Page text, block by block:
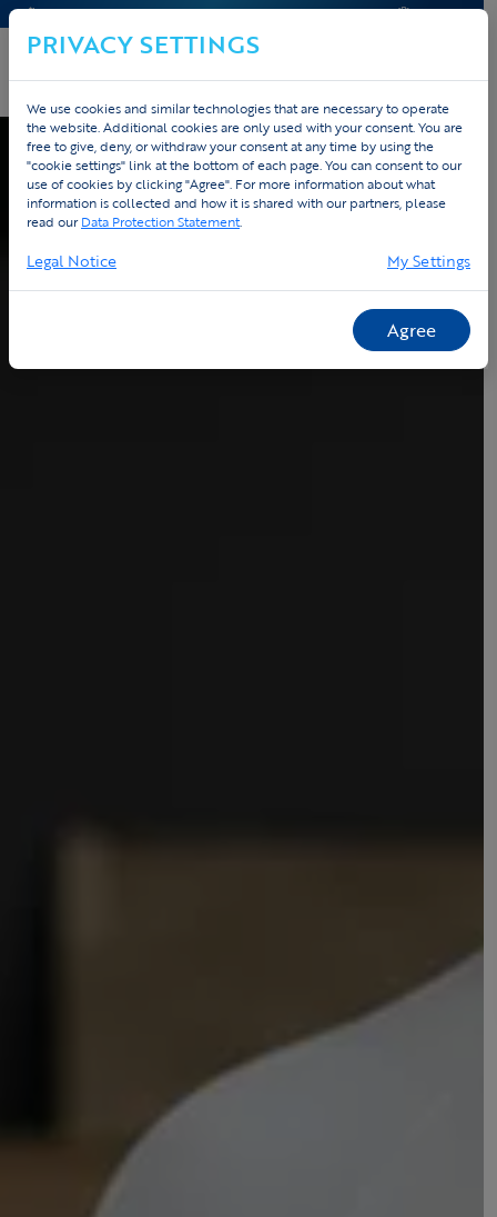
KONTAKT & HILFE ANGEBOT
PRIVACY SETTINGS
We use cookies and similar technologies that are necessary to operate
the website. Additional cookies are only used with your consent. You are
free to give, deny, or withdraw your consent at any time by using the
"cookie settings" link at the bottom of each page. You can consent to our
use of cookies by clicking "Agree". For more information about what
information is collected and how it is shared with our partners, please
read ourData Protection Statement.
Legal Notice My Settings
Agree